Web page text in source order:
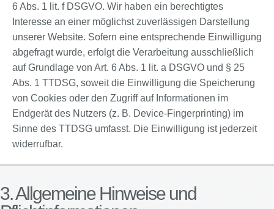
6 Abs. 1 lit. f DSGVO. Wir haben ein berechtigtes
Interesse an einer möglichst zuverlässigen Darstellung
unserer Website. Sofern eine entsprechende Einwilligung
abgefragt wurde, erfolgt die Verarbeitung ausschließlich
auf Grundlage von Art. 6 Abs. 1 lit. a DSGVO und § 25
Abs. 1 TTDSG, soweit die Einwilligung die Speicherung
von Cookies oder den Zugriff auf Informationen im
Endgerät des Nutzers (z. B. Device-Fingerprinting) im
Sinne des TTDSG umfasst. Die Einwilligung ist jederzeit
widerrufbar.
3. Allgemeine Hinweise und